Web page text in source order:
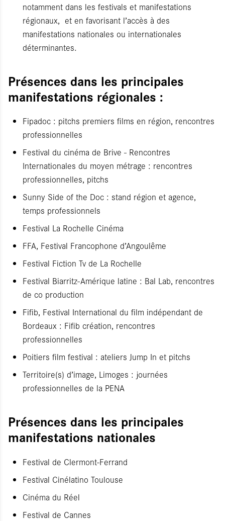
notamment dans les festivals et manifestations
régionaux, et en favorisant l’accès à des
manifestations nationales ou internationales
déterminantes.
Présences dans les principales
manifestations régionales :
Fipadoc : pitchs premiers films en région, rencontres
professionnelles
Festival du cinéma de Brive - Rencontres
Internationales du moyen métrage : rencontres
professionnelles, pitchs
Sunny Side of the Doc : stand région et agence,
temps professionnels
Festival La Rochelle Cinéma
FFA, Festival Francophone d’Angoulême
Festival Fiction Tv de La Rochelle
Festival Biarritz-Amérique latine : Bal Lab, rencontres
de co production
Fifib, Festival International du film indépendant de
Bordeaux : Fifib création, rencontres
professionnelles
Poitiers film festival : ateliers Jump In et pitchs
Territoire(s) d’image, Limoges : journées
professionnelles de la PENA
Présences dans les principales
manifestations nationales
Festival de Clermont-Ferrand
Festival Cinélatino Toulouse
Cinéma du Réel
Festival de Cannes